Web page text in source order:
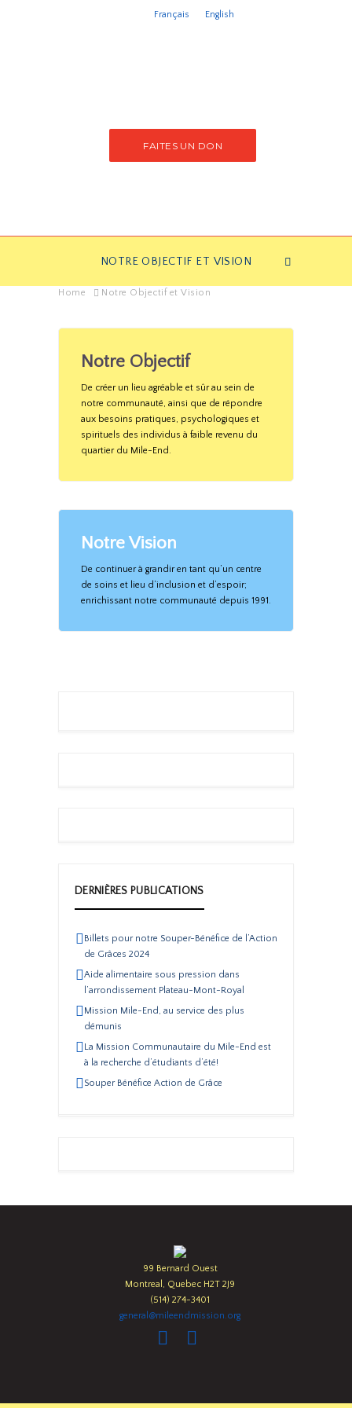
English
Français
FAITES UN DON
NOTRE OBJECTIF ET VISION
Home Notre Objectif et Vision
Notre Objectif
De créer un lieu agréable et sûr au sein de
notre communauté, ainsi que de répondre
aux besoins pratiques, psychologiques et
spirituels des individus à faible revenu du
quartier du Mile-End.
Notre Vision
De continuer à grandir en tant qu’un centre
de soins et lieu d’inclusion et d’espoir;
enrichissant notre communauté depuis 1991.
DERNIÈRES PUBLICATIONS
Billets pour notre Souper-Bénéfice de l’Action
de Grâces 2024
Aide alimentaire sous pression dans
l’arrondissement Plateau-Mont-Royal
Mission Mile-End, au service des plus
démunis
La Mission Communautaire du Mile-End est
à la recherche d’étudiants d’été!
Souper Bénéfice Action de Grâce
99 Bernard Ouest
Montreal, Quebec H2T 2J9
(514) 274-3401
general@mileendmission.org